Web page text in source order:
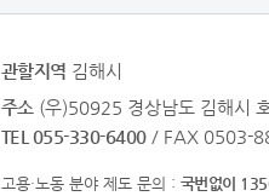
관할지역 김해시
주소 (우)50925 경상남도 김해시
TEL 055-330-6400 / FAX 0503-
고용·노동 분야 제도 문의 : 국번없이